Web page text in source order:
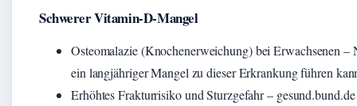
Schwerer Vitamin‑D‑Mangel
Osteomalazie (Knochenerweichung) bei Erwachsenen –
ein langjähriger Mangel zu dieser Erkrankung führen
Erhöhtes Frakturrisiko und Sturzgefahr –